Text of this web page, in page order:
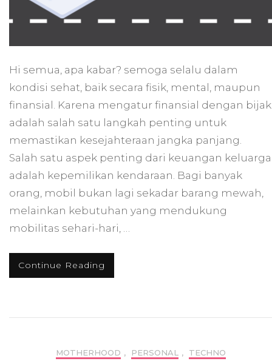
Hi semua, apa kabar? semoga selalu dalam
kondisi sehat, baik secara fisik, mental, maupun
finansial. Karena mengatur finansial dengan bijak
adalah salah satu langkah penting untuk
memastikan kesejahteraan jangka panjang.
Salah satu aspek penting dari keuangan keluarga
adalah kepemilikan kendaraan. Bagi banyak
orang, mobil bukan lagi sekadar barang mewah,
melainkan kebutuhan yang mendukung
mobilitas sehari-hari, …
Continue Reading
MOTHERHOOD , PERSONAL , TECHNO